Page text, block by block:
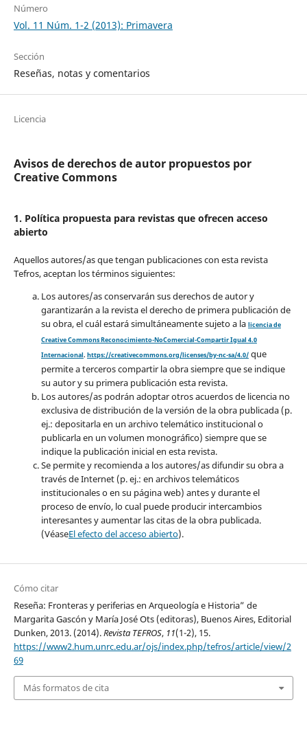
Número
Vol. 11 Núm. 1-2 (2013): Primavera
Sección
Reseñas, notas y comentarios
Licencia
Avisos de derechos de autor propuestos por
Creative Commons
1. Política propuesta para revistas que ofrecen acceso
abierto
Aquellos autores/as que tengan publicaciones con esta revista
Tefros, aceptan los términos siguientes:
Los autores/as conservarán sus derechos de autor y
garantizarán a la revista el derecho de primera publicación de
su obra, el cuál estará simultáneamente sujeto a la licencia de
Creative Commons Reconocimiento-NoComercial-Compartir Igual 4.0
Internacional. https://creativecommons.org/licenses/by-nc-sa/4.0/que
permite a terceros compartir la obra siempre que se indique
su autor y su primera publicación esta revista.
Los autores/as podrán adoptar otros acuerdos de licencia no
exclusiva de distribución de la versión de la obra publicada (p.
ej.: depositarla en un archivo telemático institucional o
publicarla en un volumen monográfico) siempre que se
indique la publicación inicial en esta revista.
Se permite y recomienda a los autores/as difundir su obra a
través de Internet (p. ej.: en archivos telemáticos
institucionales o en su página web) antes y durante el
proceso de envío, lo cual puede producir intercambios
interesantes y aumentar las citas de la obra publicada.
(VéaseEl efecto del acceso abierto).
Cómo citar
Reseña: Fronteras y periferias en Arqueología e Historia” de
Margarita Gascón y María José Ots (editoras), Buenos Aires, Editorial
Dunken, 2013. (2014).Revista TEFROS, 11(1-2), 15.
https://www2.hum.unrc.edu.ar/ojs/index.php/tefros/article/view/2
69
Más formatos de cita